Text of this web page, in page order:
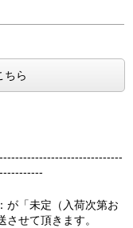
ちら
が「未定（入荷次第お
せて頂きます。